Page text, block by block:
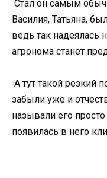
Стал он самым
Василия, Татьяна,
ведь так надеялась
агронома станет
А тут такой резкий
забыли уже и
называли его
появилась в него